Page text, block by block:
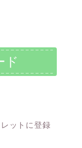
ド
ットに登録